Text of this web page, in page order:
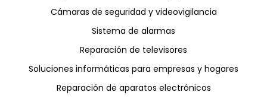
Cámaras de seguridad y videovigilancia
Sistema de alarmas
Reparación de televisores
Soluciones informáticas para empresas y hogares
Reparación de aparatos electrónicos